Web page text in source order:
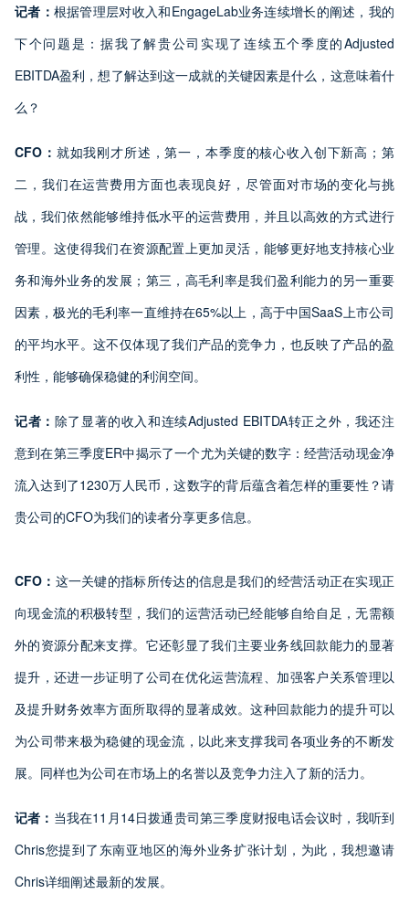
记者： 根据管理层对收入和EngageLab业务连续增长的阐述，我的
下个问题是：据我了解贵公司实现了连续五个季度的Adjusted
EBITDA盈利，想了解达到这一成就的关键因素是什么，这意味着什
么？
CFO： 就如我刚才所述，第一，本季度的核心收入创下新高；第
二，我们在运营费用方面也表现良好，尽管面对市场的变化与挑
战，我们依然能够维持低水平的运营费用，并且以高效的方式进行
管理。这使得我们在资源配置上更加灵活，能够更好地支持核心业
务和海外业务的发展；第三，高毛利率是我们盈利能力的另一重要
因素，极光的毛利率一直维持在65%以上，高于中国SaaS上市公司
的平均水平。这不仅体现了我们产品的竞争力，也反映了产品的盈
利性，能够确保稳健的利润空间。
记者： 除了显著的收入和连续Adjusted EBITDA转正之外，我还注
意到在第三季度ER中揭示了一个尤为关键的数字：经营活动现金净
流入达到了1230万人民币，这数字的背后蕴含着怎样的重要性？请
贵公司的CFO为我们的读者分享更多信息。
CFO： 这一关键的指标所传达的信息是我们的经营活动正在实现正
向现金流的积极转型，我们的运营活动已经能够自给自足，无需额
外的资源分配来支撑。它还彰显了我们主要业务线回款能力的显著
提升，还进一步证明了公司在优化运营流程、加强客户关系管理以
及提升财务效率方面所取得的显著成效。这种回款能力的提升可以
为公司带来极为稳健的现金流，以此来支撑我司各项业务的不断发
展。同样也为公司在市场上的名誉以及竞争力注入了新的活力。
记者： 当我在11月14日拨通贵司第三季度财报电话会议时，我听到
Chris您提到了东南亚地区的海外业务扩张计划，为此，我想邀请
Chris详细阐述最新的发展。